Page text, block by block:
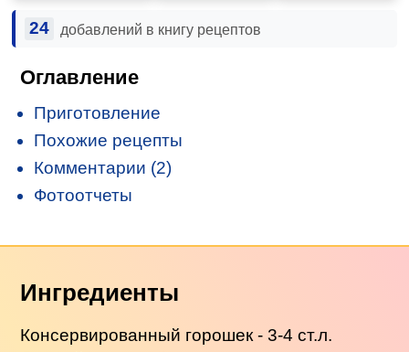
24 добавлений в книгу рецептов
Оглавление
Приготовление
Похожие рецепты
Комментарии (2)
Фотоотчеты
Ингредиенты
Консервированный горошек - 3-4 ст.л.